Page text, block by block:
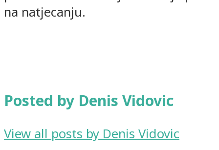
na natjecanju.
Posted by Denis Vidovic
View all posts by Denis Vidovic